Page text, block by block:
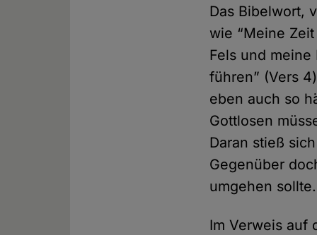
Das Bibelwort,
wie “Meine
Fels und
führen” (Vers
eben auch so
Gottlosen
Daran stieß
Gegenüber
umgehen sollte.
Im Verweis auf